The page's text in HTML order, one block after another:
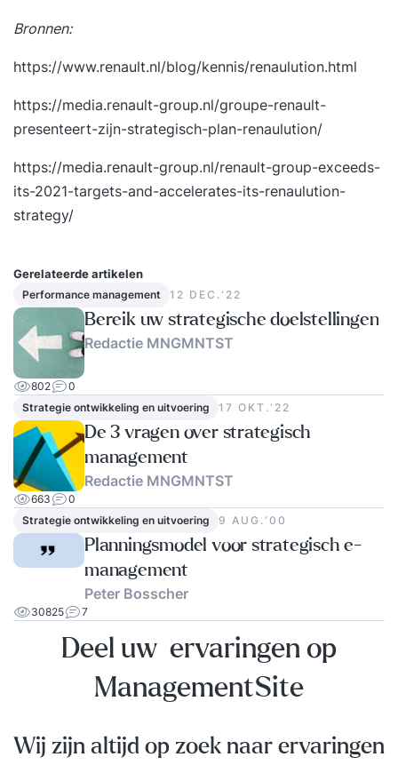
Bronnen:
https://www.renault.nl/blog/kennis/renaulution.html
https://media.renault-group.nl/groupe-renault-
presenteert-zijn-strategisch-plan-renaulution/
https://media.renault-group.nl/renault-group-exceeds-
its-2021-targets-and-accelerates-its-renaulution-
strategy/
Gerelateerde artikelen
Performance management 12 DEC.‘22
Bereik uw strategische doelstellingen
Redactie MNGMNTST
802
0
Strategie ontwikkeling en uitvoering
17 OKT.‘22
De 3 vragen over strategisch
management
Redactie MNGMNTST
663
0
Strategie ontwikkeling en uitvoering
9 AUG.‘00
Planningsmodel voor strategisch e-
management
Peter Bosscher
30825 7
Deel uw ervaringen op
ManagementSite
Wij zijn altijd op zoek naar ervaringen